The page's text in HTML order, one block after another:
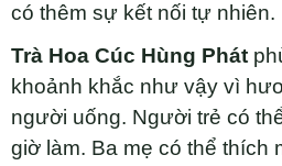
có thêm sự kết nối tự nhiên.
Trà Hoa Cúc Hùng Phát
khoảnh khắc như vậy vì
người uống. Người trẻ có
giờ làm. Ba mẹ có thể thích